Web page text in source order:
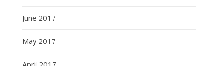
June 2017
May 2017
April 2017